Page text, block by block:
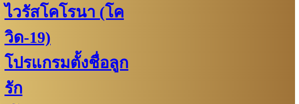
ไวรัสโคโรนา (โค
วิด-19)
โปรแกรมตั้งชื่อลูก
รัก